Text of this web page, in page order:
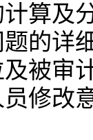
计算及
题的详
及被审
员修